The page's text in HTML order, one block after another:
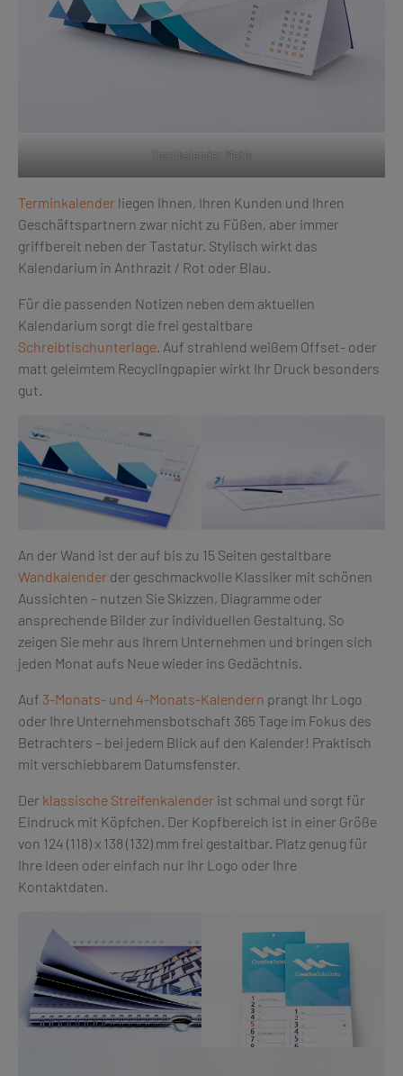
Tischkalender Motiv
Terminkalender liegen Ihnen, Ihren Kunden und Ihren
Geschäftspartnern zwar nicht zu Füßen, aber immer
griffbereit neben der Tastatur. Stylisch wirkt das
Kalendarium in Anthrazit / Rot oder Blau.
Für die passenden Notizen neben dem aktuellen
Kalendarium sorgt die frei gestaltbare
Schreibtischunterlage . Auf strahlend weißem Offset- oder
matt geleimtem Recyclingpapier wirkt Ihr Druck besonders
gut.
An der Wand ist der auf bis zu 15 Seiten gestaltbare
Wandkalender der geschmackvolle Klassiker mit schönen
Aussichten – nutzen Sie Skizzen, Diagramme oder
ansprechende Bilder zur individuellen Gestaltung. So
zeigen Sie mehr aus Ihrem Unternehmen und bringen sich
jeden Monat aufs Neue wieder ins Gedächtnis.
Auf 3-Monats- und 4-Monats-Kalendern prangt Ihr Logo
oder Ihre Unternehmensbotschaft 365 Tage im Fokus des
Betrachters – bei jedem Blick auf den Kalender! Praktisch
mit verschiebbarem Datumsfenster.
Der klassische Streifenkalender ist schmal und sorgt für
Eindruck mit Köpfchen. Der Kopfbereich ist in einer Größe
von 124 (118) x 138 (132) mm frei gestaltbar. Platz genug für
Ihre Ideen oder einfach nur Ihr Logo oder Ihre
Kontaktdaten.